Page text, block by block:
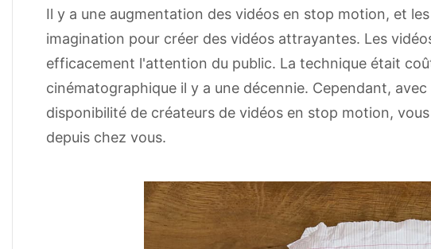
Il y a une augmentation des vidéos en stop motion, et
imagination pour créer des vidéos attrayantes. Les
efficacement l'attention du public. La technique était
cinématographique il y a une décennie. Cependant,
disponibilité de créateurs de vidéos en stop motion,
depuis chez vous.